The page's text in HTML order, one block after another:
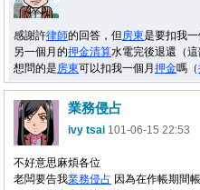
感謝許律師的回答，但房東是要扣我一
另一個月的押金清算水電完後退還（
想問的是房東可以扣我一個月 押金嗎（
業務侵占
ivy tsai 101-06-15 22:53
不好意思麻煩各位
老闆要告我業務侵占 因為在作帳期間